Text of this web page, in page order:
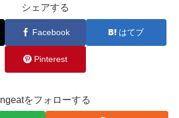
シェアする
Facebook はてブ
Pinterest
ngeatをフォローする